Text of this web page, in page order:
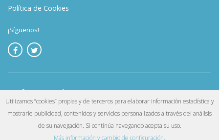
Política de Cookies
¡Síguenos!
Infoempleo . Reservados todos los derechos.
Utilizamos “cookies” propias y de terceros para elaborar información estadística y
mostrarle publicidad, contenidos y servicios personalizados a través del análisis
de su navegación. Si continúa navegando acepta su uso.
Más información y cambio de configuración.